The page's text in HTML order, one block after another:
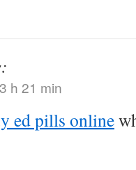
h 21 min
ed pills online